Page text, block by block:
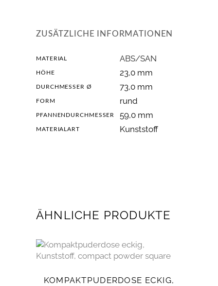
ZUSÄTZLICHE INFORMATIONEN
MATERIAL ABS/SAN
HÖHE 23,0 mm
DURCHMESSER Ø 73,0 mm
FORM rund
PFANNENDURCHMESSER 59,0 mm
MATERIALART Kunststoff
ÄHNLICHE PRODUKTE
KOMPAKTPUDERDOSE ECKIG,